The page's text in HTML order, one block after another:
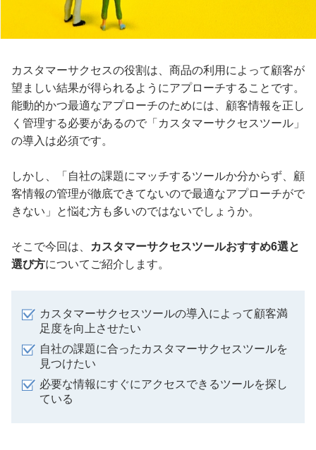
カスタマーサクセスの役割は、商品の利用によって顧客が
望ましい結果が得られるようにアプローチすることです。
能動的かつ最適なアプローチのためには、顧客情報を正し
く管理する必要があるので「カスタマーサクセスツール」
の導入は必須です。
しかし、「自社の課題にマッチするツールか分からず、顧
客情報の管理が徹底できてないので最適なアプローチがで
きない」と悩む方も多いのではないでしょうか。
そこで今回は、
カスタマーサクセスツールおすすめ6選と
選び方についてご紹介します。
カスタマーサクセスツールの導入によって顧客満
足度を向上させたい
自社の課題に合ったカスタマーサクセスツールを
見つけたい
必要な情報にすぐにアクセスできるツールを探し
ている